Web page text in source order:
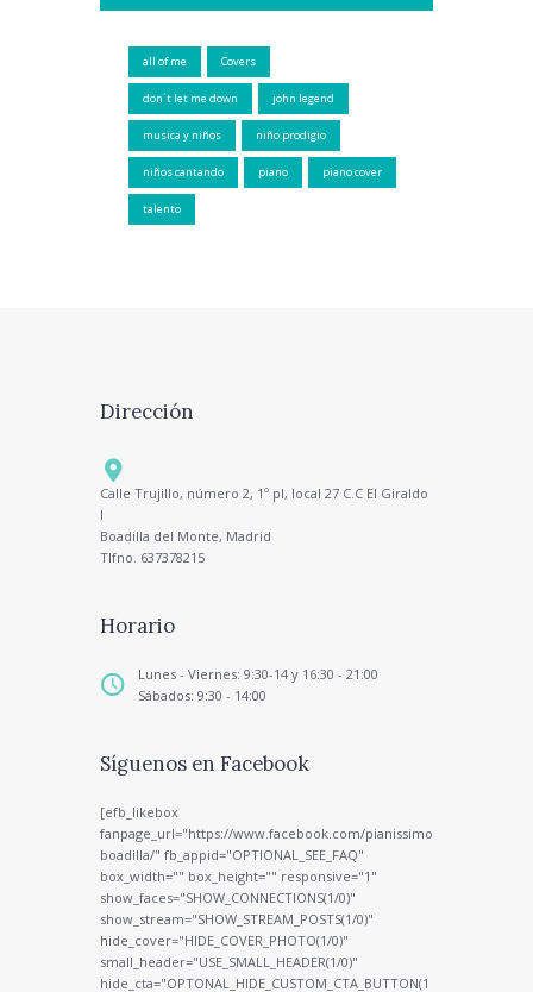
all of me Covers
don´t let me down john legend
musica y niños niño prodigio
niños cantando piano piano cover
talento
Dirección
Calle Trujillo, número 2, 1º pl, local 27 C.C El Giraldo
I
Boadilla del Monte, Madrid
Tlfno. 637378215
Horario
Lunes - Viernes: 9:30-14 y 16:30 - 21:00
Sábados: 9:30 - 14:00
Síguenos en Facebook
[efb_likebox
fanpage_url="https://www.facebook.com/pianissimo
boadilla/" fb_appid="OPTIONAL_SEE_FAQ"
box_width="" box_height="" responsive="1"
show_faces="SHOW_CONNECTIONS(1/0)"
show_stream="SHOW_STREAM_POSTS(1/0)"
hide_cover="HIDE_COVER_PHOTO(1/0)"
small_header="USE_SMALL_HEADER(1/0)"
hide_cta="OPTONAL_HIDE_CUSTOM_CTA_BUTTON(1